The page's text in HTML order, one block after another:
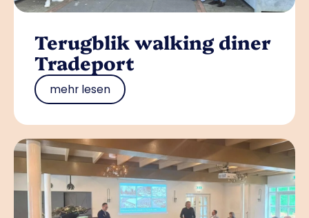
Terugblik walking diner
Tradeport
mehr lesen